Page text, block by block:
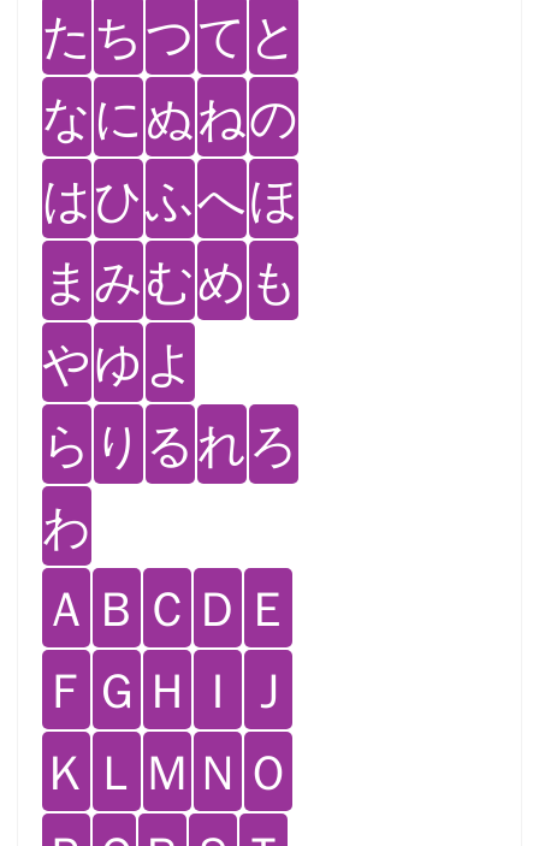
た ちつて と
なにぬねの
はひふへほ
ま みむめ も
やゆ よ
ら り るれろ
わ
Ａ Ｂ Ｃ Ｄ Ｅ
Ｆ Ｇ Ｈ Ｉ Ｊ
Ｋ Ｌ Ｍ Ｎ Ｏ